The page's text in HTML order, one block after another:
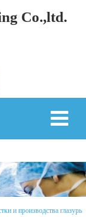
Co.,ltd.
и производства глазурь